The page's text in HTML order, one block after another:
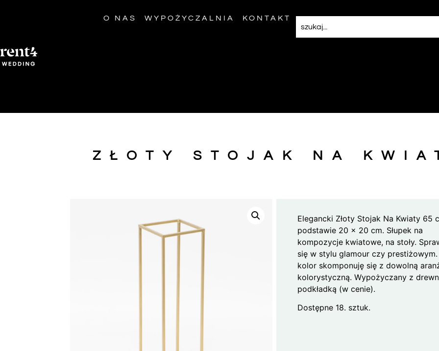
O NAS WYPOŻYCZALNIA KONTAKT
ZŁOTY STOJAK NA
Elegancki Złoty Stojak Na Kwiaty 65
podstawie 20 x 20 cm. Słupek na
kompozycje kwiatowe, na stoły.
się w stylu glamour czy prestiżowym.
kolor skomponuję się z dowolną
kolorystyczną. Wypożyczany z
podkładką (w cenie).
Dostępne 18. sztuk.